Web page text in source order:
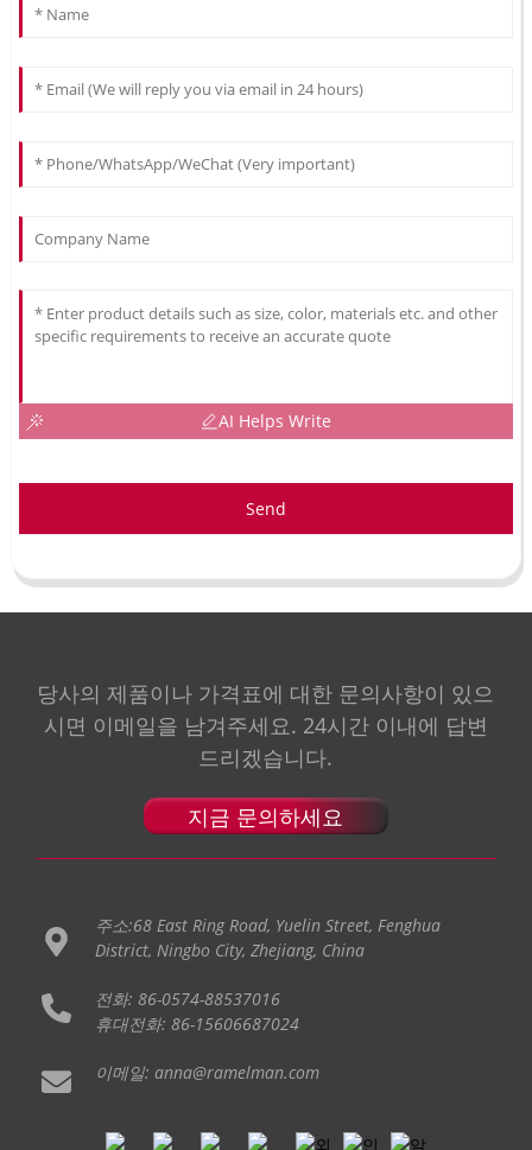
AI Helps Write
Send
당사의 제품이나 가격표에 대한 문의사항이 있으
시면 이메일을 남겨주세요. 24시간 이내에 답변
드리겠습니다.
지금 문의하세요
주소:68 East Ring Road, Yuelin Street, Fenghua
District, Ningbo City, Zhejiang, China
전화: 86-0574-88537016
휴대전화: 86-15606687024
이메일: anna@ramelman.com